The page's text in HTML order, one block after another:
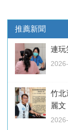
推薦新聞
連
竹
麗